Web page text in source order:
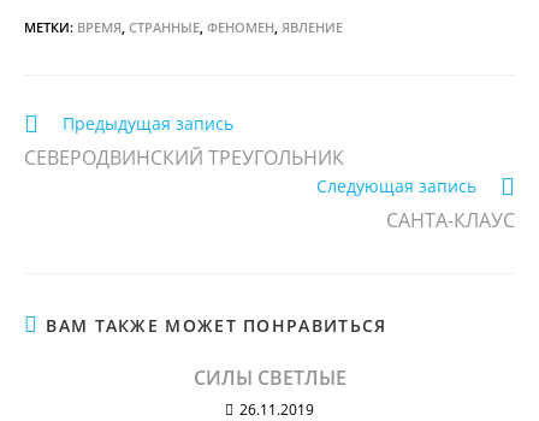
МЕТКИ: ВРЕМЯ, СТРАННЫЕ, ФЕНОМЕН, ЯВЛЕНИЕ
Еще
статьи
Предыдущая запись
СЕВЕРОДВИНСКИЙ ТРЕУГОЛЬНИК
Следующая запись
САНТА-КЛАУС
ВАМ ТАКЖЕ МОЖЕТ ПОНРАВИТЬСЯ
СИЛЫ СВЕТЛЫЕ
26.11.2019